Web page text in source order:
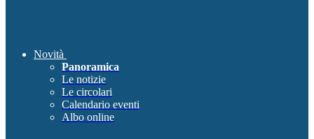
Novità
Panoramica
Le notizie
Le circolari
Calendario eventi
Albo online